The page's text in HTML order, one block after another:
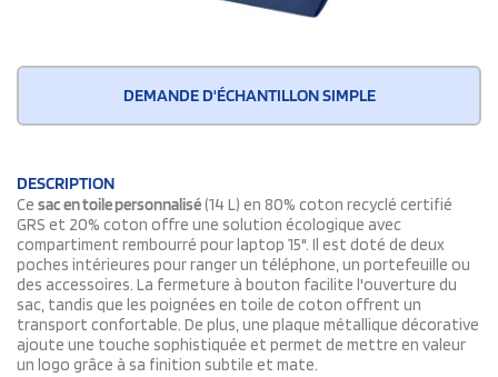
DEMANDE D'ÉCHANTILLON SIMPLE
DESCRIPTION
Ce sac en toile personnalisé(14 L) en 80% coton recyclé certifié
GRS et 20% coton offre une solution écologique avec
compartiment rembourré pour laptop 15". Il est doté de deux
poches intérieures pour ranger un téléphone, un portefeuille ou
des accessoires. La fermeture à bouton facilite l'ouverture du
sac, tandis que les poignées en toile de coton offrent un
transport confortable. De plus, une plaque métallique décorative
ajoute une touche sophistiquée et permet de mettre en valeur
un logo grâce à sa finition subtile et mate.